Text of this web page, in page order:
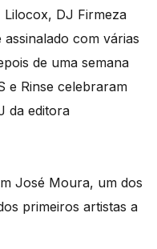
Lilocox, DJ Firmeza
com várias
de uma semana
e Rinse celebraram
da editora
José Moura, um dos
primeiros artistas a